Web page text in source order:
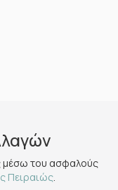
μέσω του ασφαλούς
Πειραιώς.